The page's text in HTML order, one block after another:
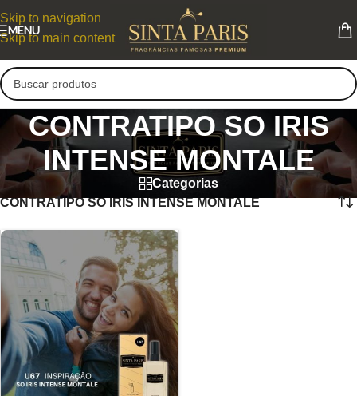
Skip to navigation
Skip to main content
MENU
CONTRATIPO SO IRIS
INTENSE MONTALE
Categorias
CONTRATIPO SO IRIS INTENSE MONTALE